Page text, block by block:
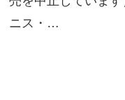
ニス・…